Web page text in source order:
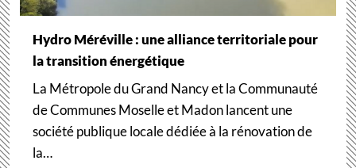
Hydro Méréville : une alliance territoriale pour
la transition énergétique
La Métropole du Grand Nancy et la Communauté
de Communes Moselle et Madon lancent une
société publique locale dédiée à la rénovation de
la…